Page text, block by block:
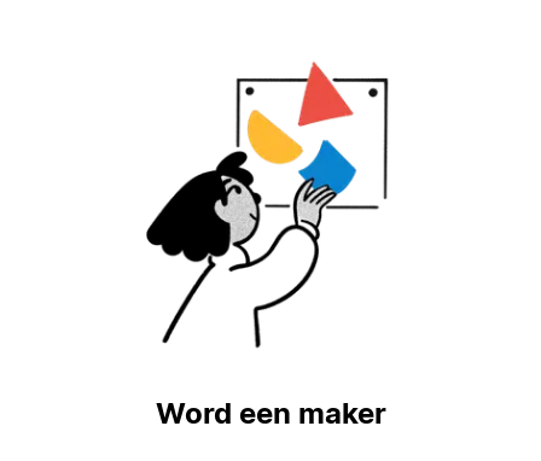
Word een maker